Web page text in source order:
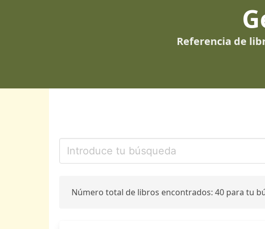
Referencia de
Número total de libros encontrados: 40 para tu